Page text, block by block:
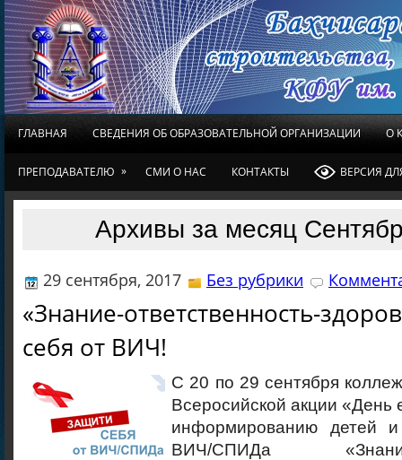
ГЛАВНАЯ СВЕДЕНИЯ ОБ ОБРАЗОВАТЕЛЬНОЙ ОРГАНИЗАЦИИ О
ПРЕПОДАВАТЕЛЮ » СМИ О НАС КОНТАКТЫ ВЕРСИЯ
Архивы за месяц
29 сентября, 2017 Без рубрики
«Знание-ответственность-
себя от ВИЧ!
С 20 по 29 сентября
Всеросийской акции «День
информированию детей
ВИЧ/СПИДа «Знание-